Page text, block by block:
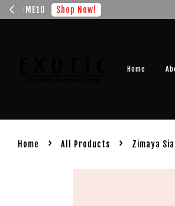
Home
Home › All Products › Zimaya